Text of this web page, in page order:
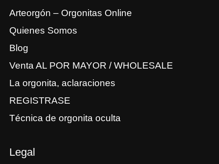
Arteorgón – Orgonitas Online
Quienes Somos
Blog
Venta AL POR MAYOR / WHOLESALE
La orgonita, aclaraciones
REGISTRASE
Técnica de orgonita oculta
Legal